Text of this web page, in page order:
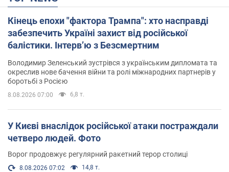
Кінець епохи "фактора Трампа": хто насправді
забезпечить Україні захист від російської
балістики. Інтерв’ю з Безсмертним
Володимир Зеленський зустрівся з українським дипломата та
окреслив нове бачення війни та ролі міжнародних партнерів у
боротьбі з Росією
8.08.2026 07:00 6,8 т.
У Києві внаслідок російської атаки постраждали
четверо людей. Фото
Ворог продовжує регулярний ракетний терор столиці
8.08.2026 07:02 14,8 т.